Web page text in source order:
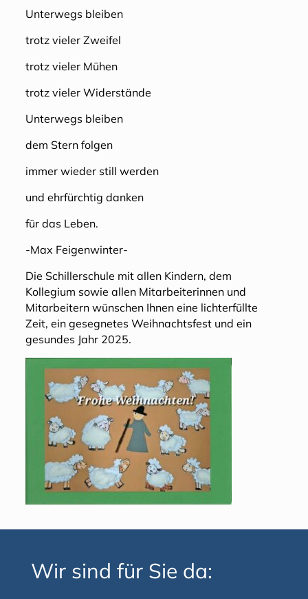
Unterwegs bleiben
trotz vieler Zweifel
trotz vieler Mühen
trotz vieler Widerstände
Unterwegs bleiben
dem Stern folgen
immer wieder still werden
und ehrfürchtig danken
für das Leben.
-Max Feigenwinter-
Die Schillerschule mit allen Kindern, dem
Kollegium sowie allen Mitarbeiterinnen und
Mitarbeitern wünschen Ihnen eine lichterfüllte
Zeit, ein gesegnetes Weihnachtsfest und ein
gesundes Jahr 2025.
Wir sind für Sie da: